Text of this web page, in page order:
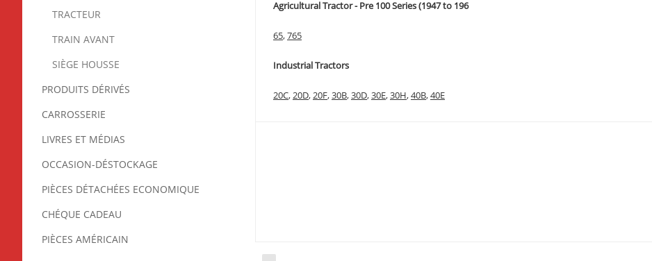
TRACTEUR
TRAIN AVANT
SIÈGE HOUSSE
PRODUITS DÉRIVÉS
CARROSSERIE
LIVRES ET MÉDIAS
OCCASION-DÉSTOCKAGE
PIÈCES DÉTACHÉES ECONOMIQUE
CHÉQUE CADEAU
PIÈCES AMÉRICAIN
Agricultural Tractor - Pre 100 Series (1947 to 196
65,765
Industrial Tractors
20C,20D,20F,30B,30D,30E,30H,40B,40E